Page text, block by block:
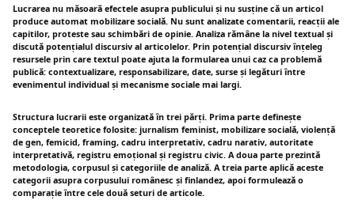
Lucrarea nu măsoară efectele asupra publicului și nu susține că un articol
produce automat mobilizare socială. Nu sunt analizate comentarii, reacții ale
capitilor, proteste sau schimbări de opinie. Analiza rămâne la nivel textual și
discută potențialul discursiv al articolelor. Prin potențial discursiv înțeleg
resursele prin care textul poate ajuta la formularea unui caz ca problemă
publică: contextualizare, responsabilizare, date, surse și legături între
evenimentul individual și mecanisme sociale mai largi.
Structura lucrarii este organizată în trei părți. Prima parte definește
conceptele teoretice folosite: jurnalism feminist, mobilizare socială, violență
de gen, femicid, framing, cadru interpretativ, cadru narativ, autoritate
interpretativă, registru emoțional și registru civic. A doua parte prezintă
metodologia, corpusul și categoriile de analiză. A treia parte aplică aceste
categorii asupra corpusului românesc și finlandez, apoi formulează o
comparație între cele două seturi de articole.